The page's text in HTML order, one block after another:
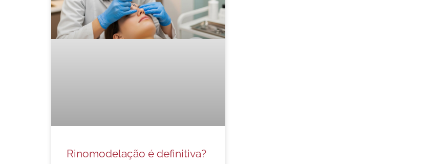
Rinomodelação é definitiva?